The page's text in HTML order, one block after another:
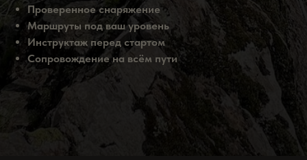
Проверенное снаряжение
Маршруты под ваш уровень
Инструктаж перед стартом
Сопровождение на всём пути